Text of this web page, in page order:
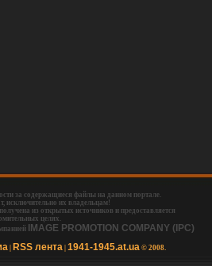
за содержащиеся файлы на данном портале.
исключительно их владельцам!
из открытых источников и предоставляется
целях.
IMAGE PROMOTION COMPANY (IPC)
RSS лента 1941-1945.at.ua © 2008.